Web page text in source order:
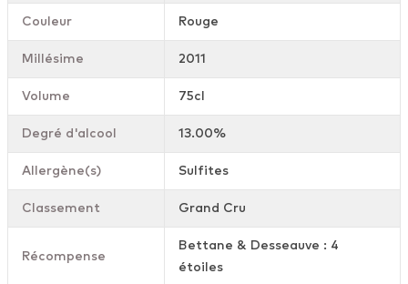
Couleur Rouge
Millésime 2011
Volume 75cl
Degré d'alcool 13.00%
Allergène(s) Sulfites
Classement Grand Cru
Récompense
Bettane & Desseauve : 4
étoiles